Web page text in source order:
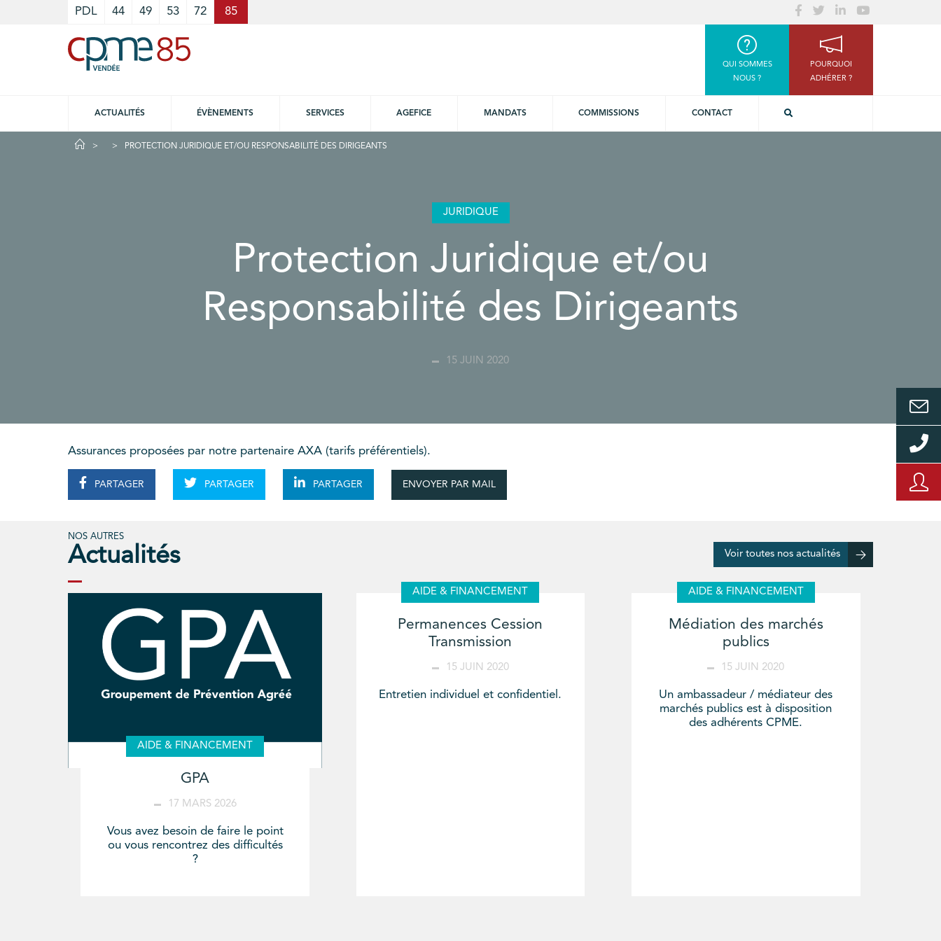
PDL 44 49 53 72 85
QUI SOMMES
NOUS ?
POURQUOI
ADHÉRER ?
ACTUALITÉS ÉVÈNEMENTS SERVICES AGEFICE MANDATS COMMISSIONS CONTACT
PROTECTION JURIDIQUE ET/OU RESPONSABILITÉ DES DIRIGEANTS
JURIDIQUE
Protection Juridique et/ou
Responsabilité des Dirigeants
15 JUIN 2020
Assurances proposées par notre partenaire AXA (tarifs préférentiels).
PARTAGER PARTAGER PARTAGER ENVOYER PAR MAIL
NOS AUTRES
Actualités Voir toutes nos actualités
AIDE & FINANCEMENT
GPA
17 MARS 2026
Vous avez besoin de faire le point
ou vous rencontrez des difficultés
?
AIDE & FINANCEMENT
Permanences Cession
Transmission
15 JUIN 2020
Entretien individuel et confidentiel.
AIDE & FINANCEMENT
Médiation des marchés
publics
15 JUIN 2020
Un ambassadeur / médiateur des
marchés publics est à disposition
des adhérents CPME.
Cookies management panel